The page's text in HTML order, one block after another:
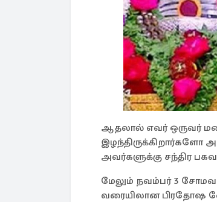
ஆதலால் எவர் ஒருவர் மன
இழந்திருக்கிறார்களோ
அவர்களுக்கு சந்திர
மேலும் நவம்பர் 3
வரையிலான பிரதோஷ